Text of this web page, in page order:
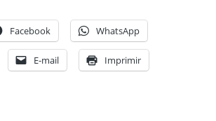
Facebook WhatsApp
E-mail Imprimir